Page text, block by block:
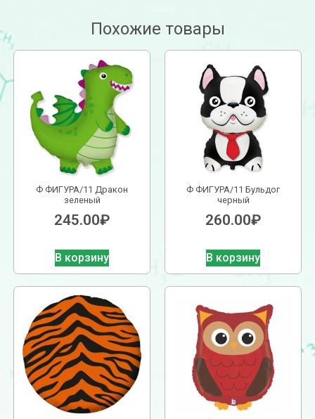
Похожие товары
Ф ФИГУРА/11 Дракон
зеленый
245.00₽
В корзину
Ф ФИГУРА/11 Бульдог
черный
260.00₽
В корзину